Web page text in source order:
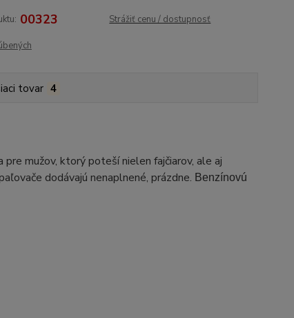
00323 Strážiť cenu / dostupnosť
tovar 4
pre mužov, ktorý poteší nielen fajčiarov, ale aj
dodávajú nenaplnené, prázdne. Benzínovú